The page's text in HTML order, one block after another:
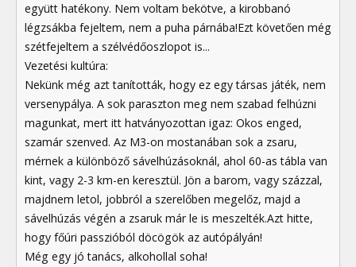
együtt hatékony. Nem voltam bekötve, a kirobbanó
légzsákba fejeltem, nem a puha párnába!Ezt követően még
szétfejeltem a szélvédőoszlopot is...
Vezetési kultúra:
Nekünk még azt tanították, hogy ez egy társas játék, nem
versenypálya. A sok paraszton meg nem szabad felhúzni
magunkat, mert itt hatványozottan igaz: Okos enged,
szamár szenved. Az M3-on mostanában sok a zsaru,
mérnek a különböző sávelhúzásoknál, ahol 60-as tábla van
kint, vagy 2-3 km-en keresztül. Jön a barom, vagy százzal,
majdnem letol, jobbról a szerelőben megelőz, majd a
sávelhúzás végén a zsaruk már le is meszelték.Azt hitte,
hogy főúri passzióból döcögök az autópályán!
Még egy jó tanács, alkohollal soha!